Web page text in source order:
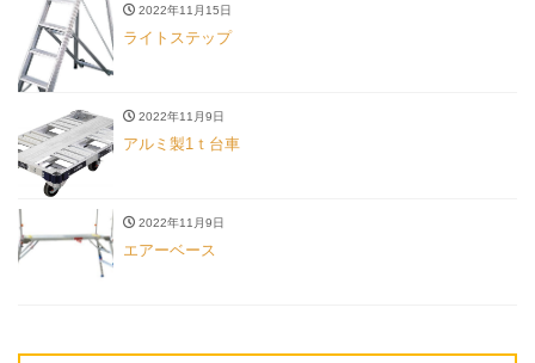
2022年11月15日
ライトステップ
2022年11月9日
アルミ製1ｔ台車
2022年11月9日
エアーベース